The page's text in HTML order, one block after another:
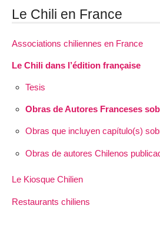
Le Chili en France
Associations chiliennes en France
Le Chili dans l’édition française
Tesis
Obras de Autores Franceses
Obras que incluyen capítulo(s)
Obras de autores Chilenos
Le Kiosque Chilien
Restaurants chiliens